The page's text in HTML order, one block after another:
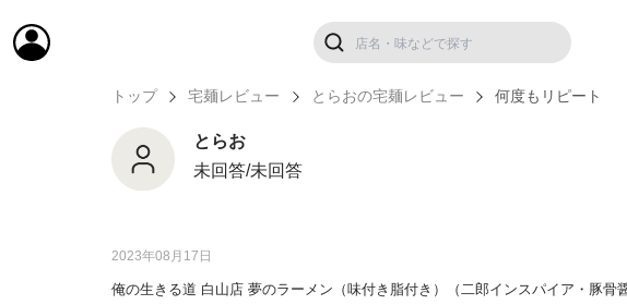
トップ 宅麺レビュー とらおの宅麺レビュー 何度もリピート
とらお
未回答/未回答
2023年08月17日
俺の生きる道 白山店 夢のラーメン（味付き脂付き）（二郎インスパイア・豚骨醤